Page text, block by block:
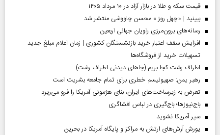
قیمت سکه و طلا در بازار آزاد در ۱۰ مرداد ۱۴۰۵
ببینید | «چهل روز » محسن چاووشی منتشر شد
رسانه‌های برون‌مرزی راویان جهانی اربعین
افزایش سقف اعتبار خرید بازنشستگان کشوری | زمان اعلام مبلغ جدید
تسهیلات خرید از فروشگاه‌ها
اطراف رشت کجا بریم (جاهای دیدنی اطراف رشت)
رهبر یمن: صهیونیسم خطری برای تمام جامعه بشریت است
تعرض به زیرساخت‌های ایران، بنای هژمونی آمریکا را فرو می‌ریزد
باج‌نیوزها؛ باج‌گیری در لباس افشاگری
سپر آمریکا نشوید
یورش آرش‌های ارتش به مراکز و پایگاه‌ آمریکا در بحرین